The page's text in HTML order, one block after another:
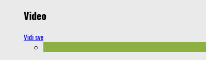
Video
Vidi sve